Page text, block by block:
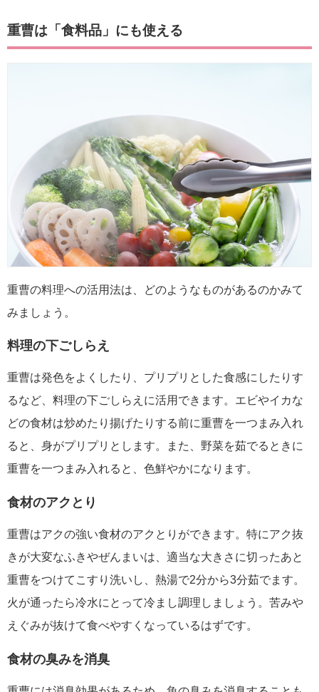
重曹は「食料品」にも使える
重曹の料理への活用法は、どのようなものがあるのかみて
みましょう。
料理の下ごしらえ
重曹は発色をよくしたり、プリプリとした食感にしたりす
るなど、料理の下ごしらえに活用できます。エビやイカな
どの食材は炒めたり揚げたりする前に重曹を一つまみ入れ
ると、身がプリプリとします。また、野菜を茹でるときに
重曹を一つまみ入れると、色鮮やかになります。
食材のアクとり
重曹はアクの強い食材のアクとりができます。特にアク抜
きが大変なふきやぜんまいは、適当な大きさに切ったあと
重曹をつけてこすり洗いし、熱湯で2分から3分茹でます。
火が通ったら冷水にとって冷まし調理しましょう。苦みや
えぐみが抜けて食べやすくなっているはずです。
食材の臭みを消臭